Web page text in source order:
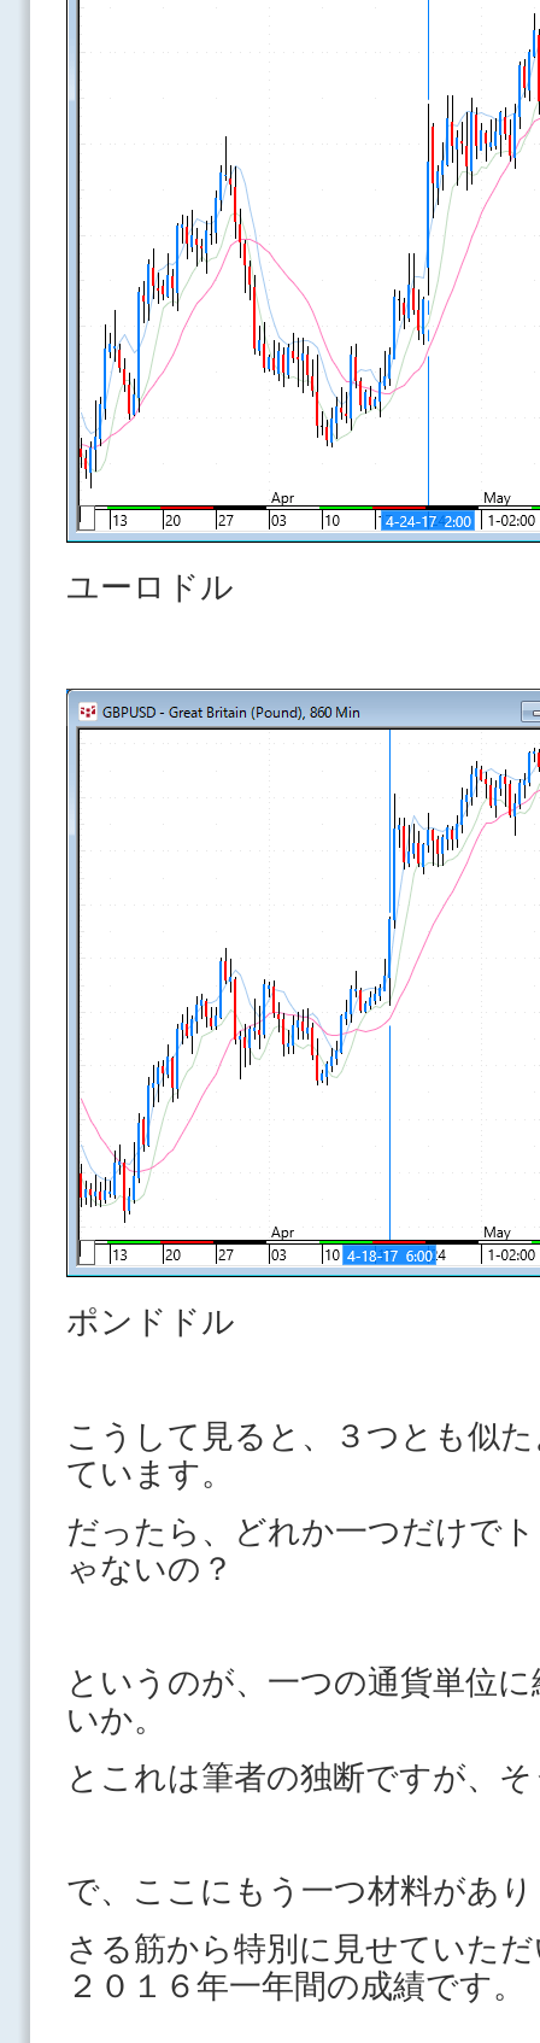
ユーロドル
ポンドドル
こうして見ると、３つとも似
ています。
だったら、どれか一つだけで
ゃないの？
というのが、一つの通貨単位
いか。
とこれは筆者の独断ですが、
で、ここにもう一つ材料があ
さる筋から特別に見せていた
２０１６年一年間の成績です。